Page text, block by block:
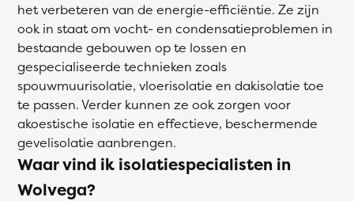
het verbeteren van de energie-efficiëntie. Ze zijn
ook in staat om vocht- en condensatieproblemen in
bestaande gebouwen op te lossen en
gespecialiseerde technieken zoals
spouwmuurisolatie, vloerisolatie en dakisolatie toe
te passen. Verder kunnen ze ook zorgen voor
akoestische isolatie en effectieve, beschermende
gevelisolatie aanbrengen.
Waar vind ik isolatiespecialisten in
Wolvega?